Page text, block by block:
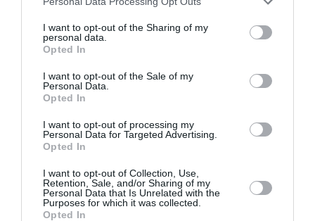
I want to opt-out of the Sharing of my
personal data.
Opted In
I want to opt-out of the Sale of my
Personal Data.
Opted In
I want to opt-out of processing my
Personal Data for Targeted Advertising.
Opted In
I want to opt-out of Collection, Use,
Retention, Sale, and/or Sharing of my
Personal Data that Is Unrelated with the
Purposes for which it was collected.
Opted In